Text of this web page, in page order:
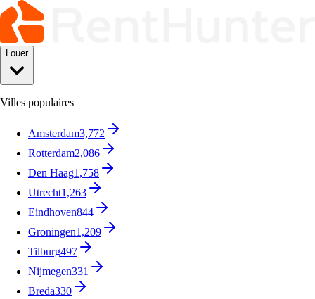
Louer
Villes populaires
Amsterdam3,772
Rotterdam2,086
Den Haag1,758
Utrecht1,263
Eindhoven844
Groningen1,209
Tilburg497
Nijmegen331
Breda330